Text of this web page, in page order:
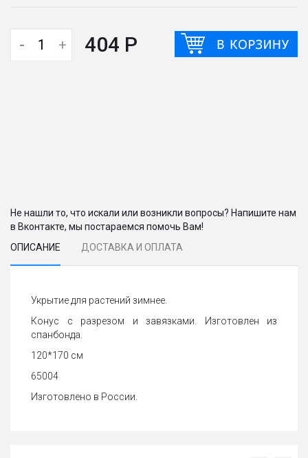
- + 404 Р
Не нашли то, что искали или возникли вопросы? Напишите нам
в Вконтакте, мы постараемся помочь Вам!
ОПИСАНИЕ
ДОСТАВКА И ОПЛАТА
Укрытие для растений зимнее.
Конус с разрезом и завязками. Изготовлен из
спанбонда.
120*170 см
65004
Изготовлено в России.